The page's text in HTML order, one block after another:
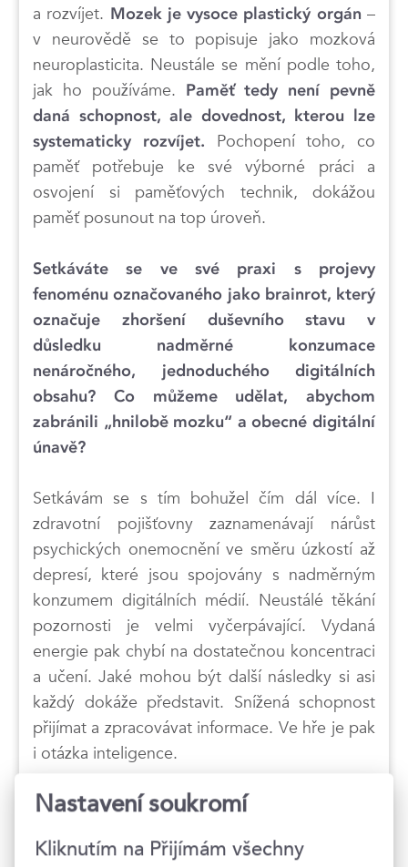
a rozvíjet. Mozek je vysoce plastický orgán –
v neurovědě se to popisuje jako mozková
neuroplasticita. Neustále se mění podle toho,
jak ho používáme. Paměť tedy není pevně
daná schopnost, ale dovednost, kterou lze
systematicky rozvíjet. Pochopení toho, co
paměť potřebuje ke své výborné práci a
osvojení si paměťových technik, dokážou
paměť posunout na top úroveň.
Setkáváte se ve své praxi s projevy
fenoménu označovaného jako brainrot, který
označuje zhoršení duševního stavu v
důsledku nadměrné konzumace
nenáročného, jednoduchého digitálních
obsahu? Co můžeme udělat, abychom
zabránili „hnilobě mozku“ a obecné digitální
únavě?
Setkávám se s tím bohužel čím dál více. I
zdravotní pojišťovny zaznamenávají nárůst
psychických onemocnění ve směru úzkostí až
depresí, které jsou spojovány s nadměrným
konzumem digitálních médií. Neustálé těkání
pozornosti je velmi vyčerpávající. Vydaná
energie pak chybí na dostatečnou koncentraci
a učení. Jaké mohou být další následky si asi
každý dokáže představit. Snížená schopnost
přijímat a zpracovávat informace. Ve hře je pak
i otázka inteligence.
Řešení najdeme již v této odpovědi.
regenerace nervového systémuformou pauz
Nastavení soukromí
Kliknutím na Přijímám všechny